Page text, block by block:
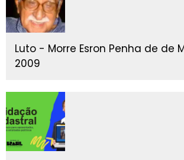
Luto - Morre Esron Penha de de
2009